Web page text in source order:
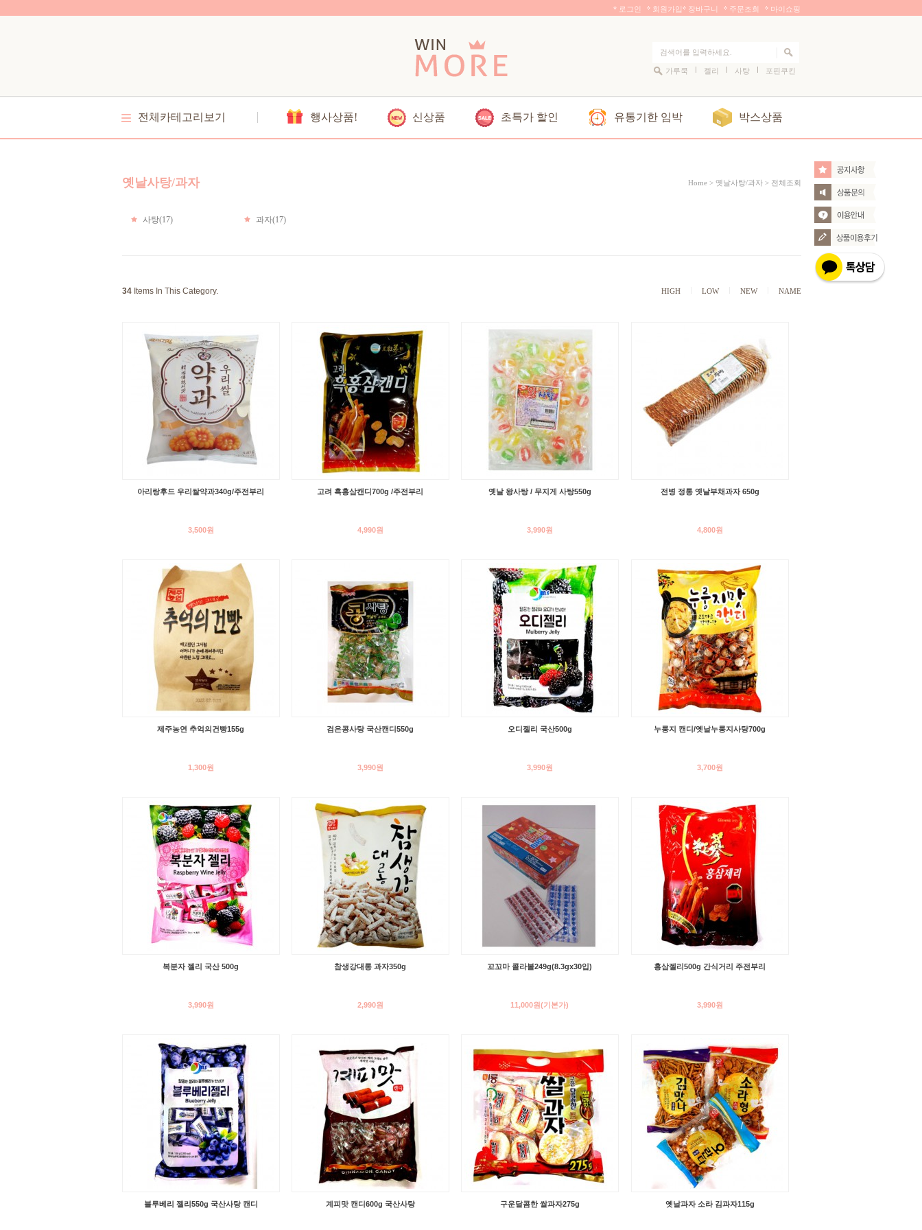
로그인 회원가입 장바구니 주문조회 마이쇼핑
가루쿡 젤리 사탕 포핀쿠킨
전체카테고리보기 행사상품! 신상품 초특가 할인 유통기한 임박 박스상품
옛날사탕/과자 Home > 옛날사탕/과자> 전체조회
사탕(17) 과자(17)
34Items In This Category. HIGH LOW NEW NAME
아리랑후드 우리쌀약과340g/주전부리
3,500원
고려 흑홍삼캔디700g /주전부리
4,990원
옛날 왕사탕 / 무지게 사탕550g
3,990원
전병 정통 옛날부채과자 650g
4,800원
제주농연 추억의건빵155g
1,300원
검은콩사탕 국산캔디550g
3,990원
오디젤리 국산500g
3,990원
누룽지 캔디/옛날누룽지사탕700g
3,700원
복분자 젤리 국산 500g
3,990원
참생강대롱 과자350g
2,990원
꼬꼬마 콜라볼249g(8.3gx30입)
11,000원(기본가)
홍삼젤리500g 간식거리 주전부리
3,990원
블루베리 젤리550g 국산사탕 캔디 계피맛 캔디600g 국산사탕 구운달콤한 쌀과자275g 옛날과자 소라 김과자115g